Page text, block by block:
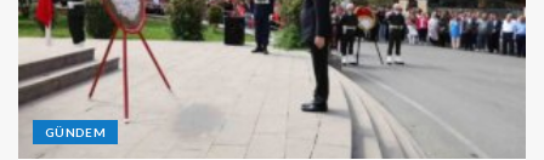
GÜNDEM